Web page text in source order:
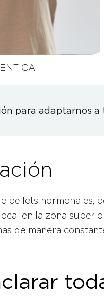
para adaptarnos a
pellets
en la zona
de manera